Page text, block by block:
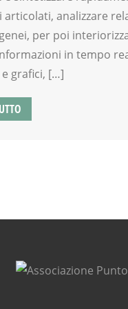
analizzare
per poi
in tempo
grafici, […]